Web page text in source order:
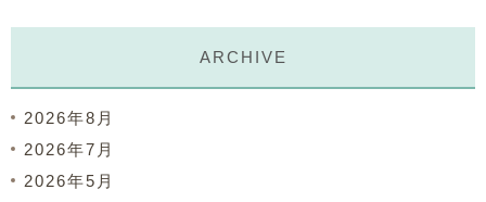
ARCHIVE
2026年8月
2026年7月
2026年5月